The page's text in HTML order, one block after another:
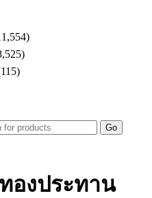
Go
องประทาน